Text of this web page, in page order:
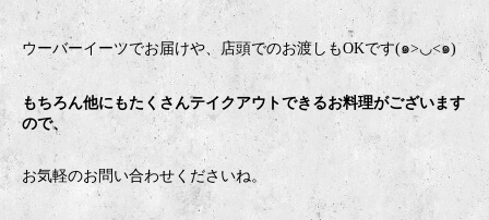
ウーバーイーツでお届けや、店頭でのお渡しもOKです(๑>◡<๑)
もちろん他にもたくさんテイクアウトできるお料理がございます
ので、
お気軽のお問い合わせくださいね。